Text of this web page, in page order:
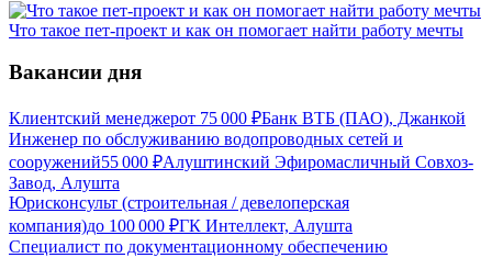
Что такое пет-проект и как он помогает найти работу мечты
Вакансии дня
Клиентский менеджерот 75 000 ₽Банк ВТБ (ПАО), Джанкой
Инженер по обслуживанию водопроводных сетей и
сооружений55 000 ₽Алуштинский Эфиромасличный Совхоз-
Завод, Алушта
Юрисконсульт (строительная / девелоперская
компания)до 100 000 ₽ГК Интеллект, Алушта
Специалист по документационному обеспечению